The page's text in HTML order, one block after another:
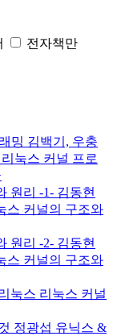
전자책만
밍 김백기, 우충
눅스 커널 프로
원리 -1- 김동현
스 커널의 구조와
원리 -2- 김동현
스 커널의 구조와
눅스 리눅스 커널
정광섭 유닉스 &